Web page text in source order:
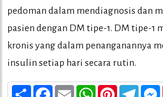
pedoman dalam mendiagnosis dan
pasien dengan DM tipe-1. DM tipe-1
kronis yang dalam penanganannya
insulin setiap hari secara rutin.
Share Facebook
Email WhatsAppPinterest